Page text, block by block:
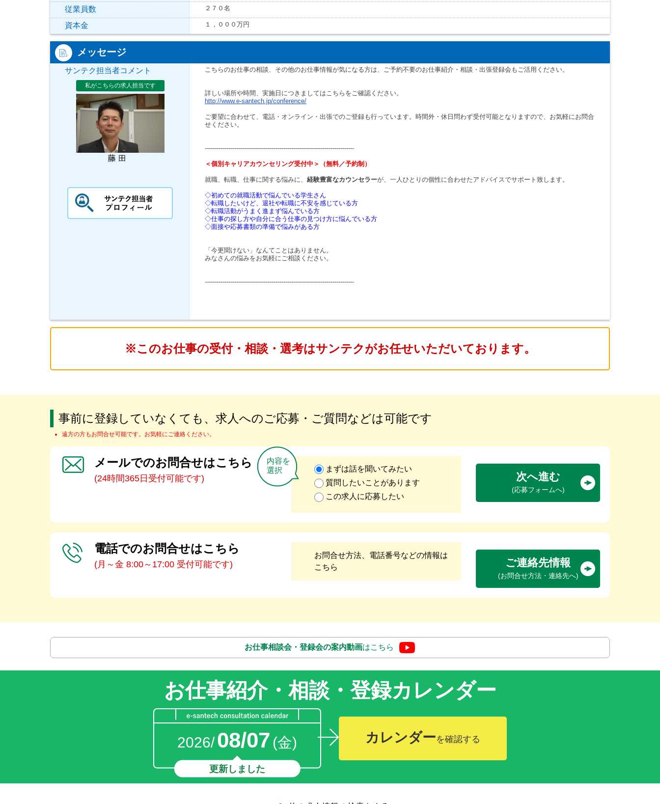
従業員数 ２７０名
資本金 １，０００万円
メッセージ
サンテク担当者コメント
私がこちらの求人担当です
こちらのお仕事の相談、その他のお仕事情報が気になる方は、ご予約不要のお仕事紹介・相談・出張登録会もご活用ください。
詳しい場所や時間、実施日につきましてはこちらをご確認ください。
http://www.e-santech.jp/conference/
ご要望に合わせて、電話・オンライン・出張でのご登録も行っています。時間外・休日問わず受付可能となりますので、お気軽にお問合
せください。
----------------------------------------------------------------------------
＜個別キャリアカウンセリング受付中＞（無料／予約制）
就職、転職、仕事に関する悩みに、 経験豊富なカウンセラーが、一人ひとりの個性に合わせたアドバイスでサポート致します。
◇初めての就職活動で悩んでいる学生さん
◇転職したいけど、退社や転職に不安を感じている方
◇転職活動がうまく進まず悩んでいる方
◇仕事の探し方や自分に合う仕事の見つけ方に悩んでいる方
◇面接や応募書類の準備で悩みがある方
「今更聞けない」なんてことはありません。
みなさんの悩みをお気軽にご相談ください。
----------------------------------------------------------------------------
※このお仕事の受付・相談・選考はサンテクがお任せいただいております。
事前に登録していなくても、求人へのご応募・ご質問などは可能です
遠方の方もお問合せ可能です。お気軽にご連絡ください。
メールでのお問合せはこちら
(24時間365日受付可能です)
内容を
選択
まずは話を聞いてみたい
質問したいことがあります
この求人に応募したい
次へ進む
(応募フォームへ)
電話でのお問合せはこちら
(月～金 8:00～17:00 受付可能です)
お問合せ方法、電話番号などの情報は
こちら
ご連絡先情報
(お問合せ方法・連絡先へ)
お仕事相談会・登録会の案内動画はこちら
お仕事紹介・相談・登録カレンダー
2026/08/07 (金)
更新しました
カレンダーを確認する